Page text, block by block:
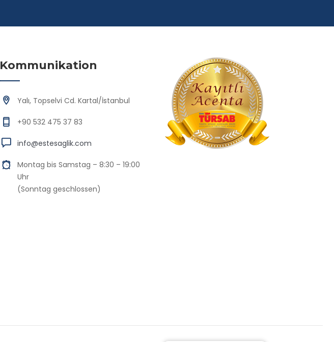
Kommunikation
Yalı, Topselvi Cd. Kartal/İstanbul
+90 532 475 37 83
info@estesaglik.com
Montag bis Samstag – 8:30 – 19:00
Uhr
(Sonntag geschlossen)